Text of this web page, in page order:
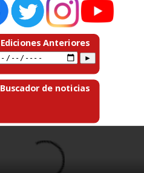
Ediciones Anteriores
Buscador de noticias